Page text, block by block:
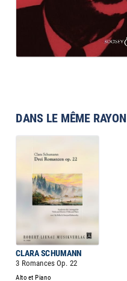
DANS LE MÊME
CLARA SCHUMANN
3 Romances Op. 22
Alto et Piano